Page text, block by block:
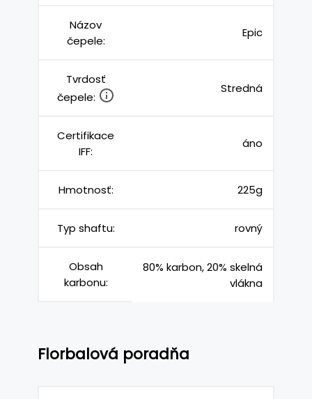
Názov
čepele:
Epic
Tvrdosť
čepele:
Stredná
Certifikace
IFF:
áno
Hmotnosť: 225g
Typ shaftu: rovný
Obsah
karbonu:
80% karbon, 20% skelná
vlákna
Florbalová poradňa